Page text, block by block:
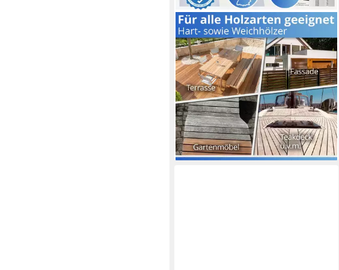
NANOPROTECT
Holzschutzlasur Aqua-Protect,
Holzimprägnierung farblos
39,95 €
lieferbar - in 2-3 Werktagen bei dir